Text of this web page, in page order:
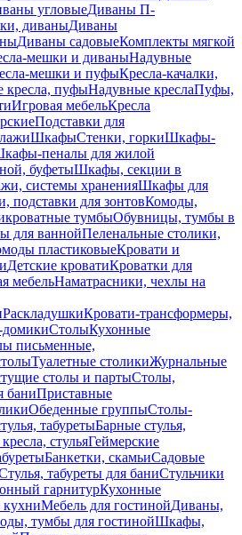
угловыеДиваны П-
диваныДиваны
Диваны садовыеКомплекты мягкой
мешки и диваныНадувные
мешки и пуфыКресла-качалки,
кресла, пуфыНадувные креслаПуфы,
Игровая мебельКресла
Подставки для
ШкафыСтенки, горкиШкафы-
пеналы для жилой
буфетыШкафы, секции в
системы храненияШкафы для
подставки для зонтовКомоды,
тумбыОбувницы, тумбы в
для ваннойПеленальные столики,
пластиковыеКровати и
Детские кроватиКроватки для
мебельНаматрасники, чехлы на
РаскладушкиКровати-трансформеры,
домикиСтолыКухонные
письменные,
Туалетные столикиЖурнальные
столы и партыСтолы,
баниПриставные
Обеденные группыСтолы-
табуретыБарные стулья,
стульяГеймерские
Банкетки, скамьиСадовые
табуреты для баниСтульчики
гарнитурКухонные
Мебель для гостинойДиваны,
тумбы для гостинойШкафы,